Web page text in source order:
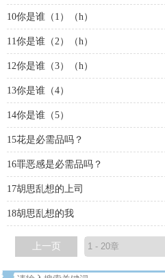
10你是谁（1）（h）
11你是谁（2）（h）
12你是谁（3）（h）
13你是谁（4）
14你是谁（5）
15花是必需品吗？
16罪恶感是必需品吗？
17胡思乱想的上司
18胡思乱想的我
上一页